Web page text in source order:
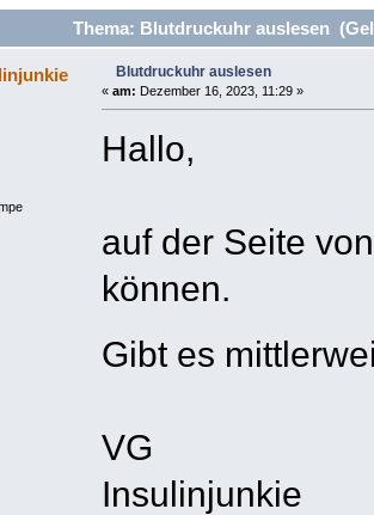
Thema: Blutdruckuhr auslesen
Blutdruckuhr auslesen
« am: Dezember 16, 2023, 11:29 »
Hallo,
auf der Seite
können.
Gibt es
VG
Insulinjunkie